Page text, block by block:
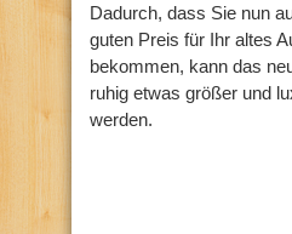
Dadurch, dass Sie nun
guten Preis für Ihr altes
bekommen, kann das
ruhig etwas größer und
werden.